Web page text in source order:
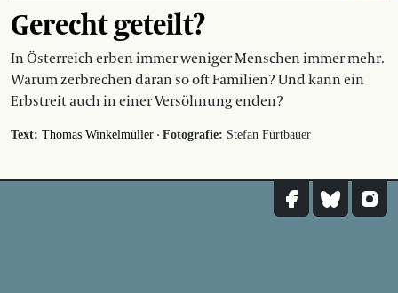
Gerecht geteilt?
In Österreich erben immer weniger Menschen immer mehr.
Warum zerbrechen daran so oft Familien? Und kann ein
Erbstreit auch in einer Versöhnung enden?
Text: Thomas Winkelmüller · Fotografie: Stefan Fürtbauer